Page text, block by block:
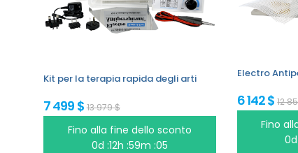
Kit per la terapia rapida degli arti
7 499 $ 13 979 $
Fino alla fine dello sconto
0d :12h :59m :05
Electro
6 142 $ 12
Fino